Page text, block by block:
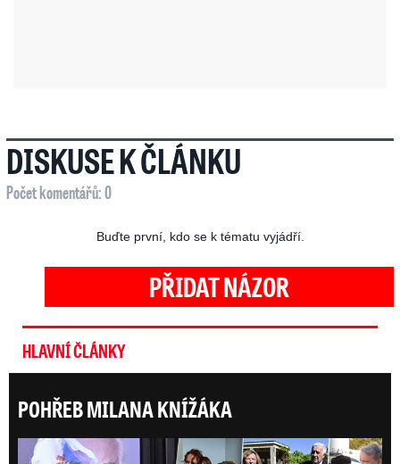
DISKUSE K ČLÁNKU
Počet komentářů: 0
Buďte první, kdo se k tématu vyjádří.
PŘIDAT NÁZOR
HLAVNÍ ČLÁNKY
POHŘEB MILANA KNÍŽÁKA